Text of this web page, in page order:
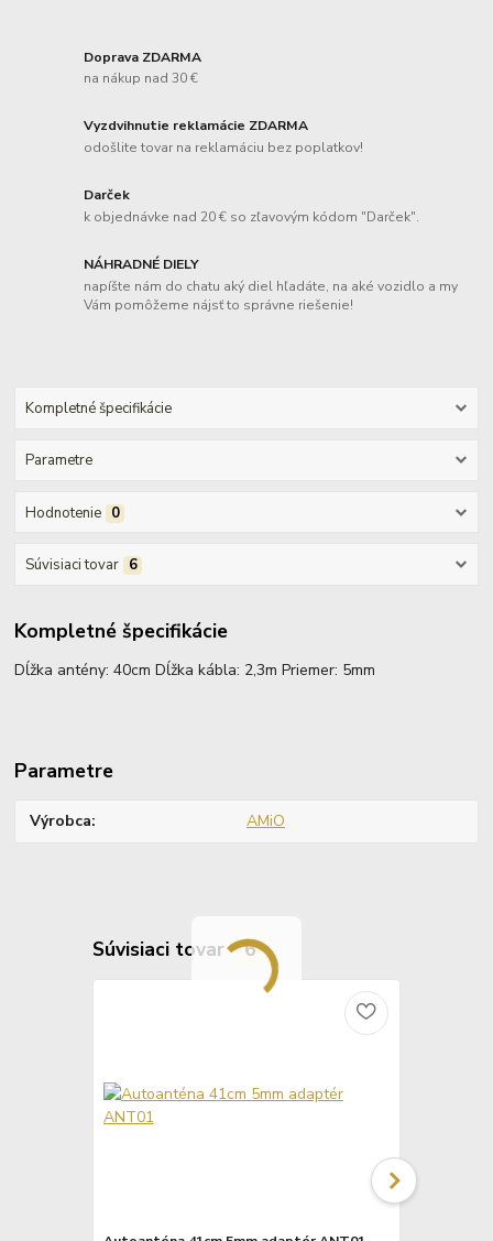
Doprava ZDARMA
na nákup nad 30 €
Vyzdvihnutie reklamácie ZDARMA
odošlite tovar na reklamáciu bez poplatkov!
Darček
k objednávke nad 20 € so zľavovým kódom "Darček".
NÁHRADNÉ DIELY
napíšte nám do chatu aký diel hľadáte, na aké vozidlo a my
Vám pomôžeme nájsť to správne riešenie!
Kompletné špecifikácie
Parametre
Hodnotenie 0
Súvisiaci tovar 6
Kompletné špecifikácie
Dĺžka antény: 40cm Dĺžka kábla: 2,3m Priemer: 5mm
Parametre
Výrobca AMiO
Súvisiaci tovar 6